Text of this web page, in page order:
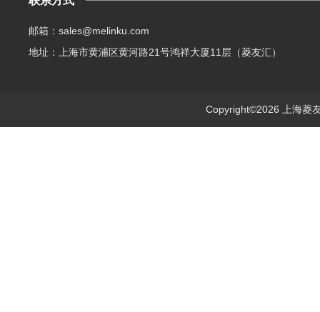
邮箱：sales@melinku.com
地址：上海市黄浦区黄河路21号鸿祥大厦11层（菱友汇）
Copyright©2026 上海菱